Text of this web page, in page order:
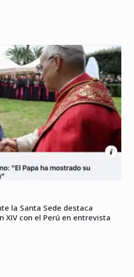
la Santa Sede destaca
XIV con el Perú en entrevista